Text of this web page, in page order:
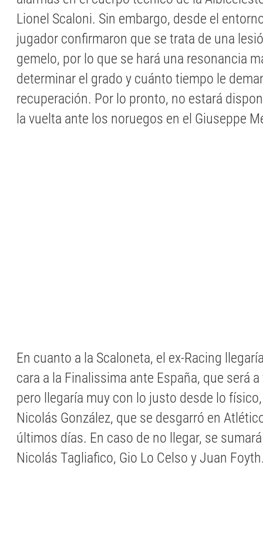
Lionel Scaloni. Sin embargo, desde el
jugador confirmaron que se trata de una
gemelo, por lo que se hará una resonancia
determinar el grado y cuánto tiempo le
recuperación. Por lo pronto, no estará
la vuelta ante los noruegos en el Giuseppe
En cuanto a la Scaloneta, el ex-Racing
cara a la Finalissima ante España, que será
pero llegaría muy con lo justo desde lo
Nicolás González, que se desgarró en
últimos días. En caso de no llegar, se
Nicolás Tagliafico, Gio Lo Celso y Juan